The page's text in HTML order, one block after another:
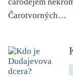
pro 9 až 12 let
příroda, krajina,
publicistika,
queer
Čarotvorných…